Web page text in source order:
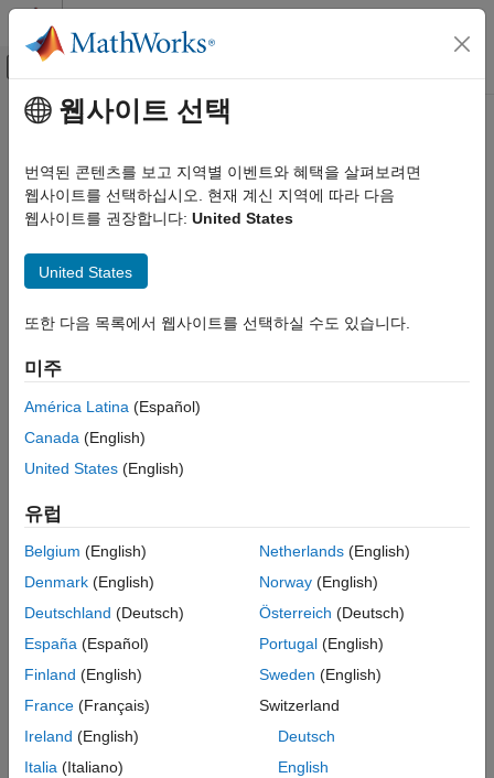
콘텐츠로 바로 가기
오프캔버스 탐색 메뉴 토글
문서 홈
Navigation Toolbox
GNSS 측위
receiverposition
구문
예제
입력 인수
출력 인수
버전 내역
주요 콘텐츠
이 번역 페이지는 최신 내용을 담고 있지 않습니다. 최신 내용을
receiverposition
GNSS 수신기 위치와 속도 추정
구문
recPos = receiverposition(p,satPos)
[recPos,recVel] = receiverposition(
[recPos,recVel,hdop,vdop,info] = receiverposition(
설명
recPos
위치로부터 추정한 수신기 위치를 반환합니다.
[recPos,recVel] = receiverposition(___,pdot,
와 위성 속도
속도도 반환합니다.
예제
recPos recVel
추정값과 연결된 HDOP(horizontal dilution of precision)
VDOP(vertical dilution of precision)vdop도 반환합니다.
웹사이트 선택
번역된 콘텐츠를 보고 지역별 이벤트와 혜택을 살펴보려면
웹사이트를 선택하십시오. 현재 계신 지역에 따라 다음
웹사이트를 권장합니다: United States
United States
또한 다음 목록에서 웹사이트를 선택하실 수도 있습니다.
미주
América Latina (Español)
Canada (English)
United States (English)
유럽
Belgium (English)
Denmark (English)
Deutschland (Deutsch)
España (Español)
Finland (English)
France (Français)
Ireland (English)
Italia (Italiano)
Netherlands(English)
Norway(English)
Österreich (Deutsch)
Portugal(English)
Sweden (English)
Switzerland
Deutsch
English